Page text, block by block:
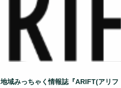
地域みっちゃく情報誌『ARIFT(アリフ